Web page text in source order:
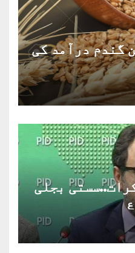
لاکھ ٹن گندم درآمد کی
بجلی
ع